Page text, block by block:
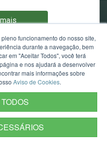
24580-5
8ª ed.
: novembro de 2024
Governança e Gestão
21º andar - Porto Alegre -
(51)3288-1545
funcionamento do nosso site,
durante a navegação, bem
em "Aceitar Todos", você terá
e nos ajudará a desenvolver
mais informações sobre
Aviso de Cookies.